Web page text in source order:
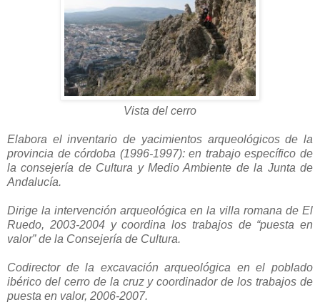
Vista del cerro
Elabora el inventario de yacimientos arqueológicos de la
provincia de córdoba (1996-1997): en trabajo específico de
la consejería de Cultura y Medio Ambiente de la Junta de
Andalucía.
Dirige la intervención arqueológica en la villa romana de El
Ruedo, 2003-2004 y coordina los trabajos de “puesta en
valor” de la Consejería de Cultura.
Codirector de la excavación arqueológica en el poblado
ibérico del cerro de la cruz y coordinador de los trabajos de
puesta en valor, 2006-2007.